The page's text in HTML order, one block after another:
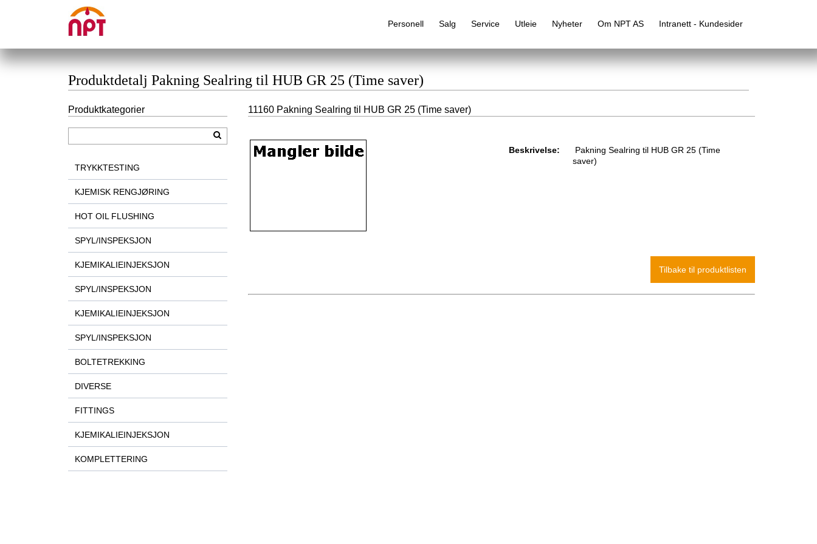
Personell Salg Service Utleie Nyheter Om NPT AS Intranett - Kundesider
Produktdetalj Pakning Sealring til HUB GR 25 (Time saver)
11160 Pakning Sealring til HUB GR 25 (Time saver)
Beskrivelse:
Pakning Sealring til HUB GR 25 (Time
saver)
Produktkategorier
TRYKKTESTING
KJEMISK RENGJØRING
HOT OIL FLUSHING
SPYL/INSPEKSJON
KJEMIKALIEINJEKSJON
SPYL/INSPEKSJON
KJEMIKALIEINJEKSJON
SPYL/INSPEKSJON
BOLTETREKKING
DIVERSE
FITTINGS
KJEMIKALIEINJEKSJON
KOMPLETTERING